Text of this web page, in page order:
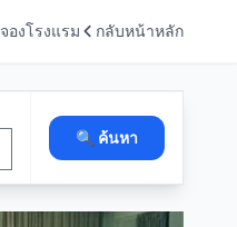
จองโรงแรม กลับหน้าหลัก
🔍 ค้นหา